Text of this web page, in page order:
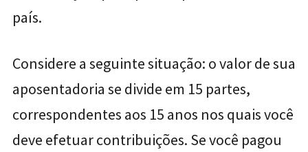
país.
Considere a seguinte situação: o valor de sua
aposentadoria se divide em 15 partes,
correspondentes aos 15 anos nos quais você
deve efetuar contribuições. Se você pagou